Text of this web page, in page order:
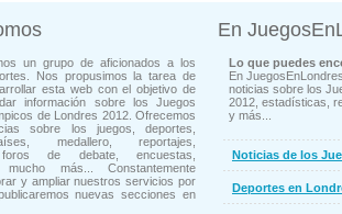
un grupo de aficionados a los
Nos propusimos la tarea de
esta web con el objetivo de
información sobre los Juegos
de Londres 2012. Ofrecemos
sobre los juegos, deportes,
medallero, reportajes,
de debate, encuestas,
más... Constantemente
y ampliar nuestros servicios por
nuevas secciones en
En
Lo que puedes
En
noticias sobre los
2012, estadísticas,
y más...
Noticias de los
Deportes en